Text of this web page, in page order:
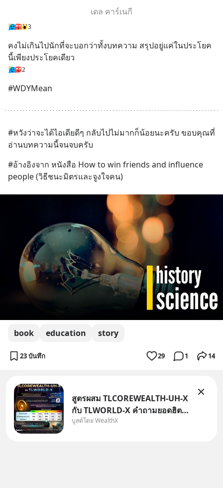
เดล คาร์เนกี
3
คงไม่เกินไปนักที่จะบอกว่าทั้งบทความ สรุปอยู่แค่ในประโยค
นี้เพียงประโยคเดียว
2
#WDYMean
#หวังว่าจะได้ไอเดียดีๆ กลับไปไม่มากก็น้อยนะครับ ขอบคุณที่
อ่านบทความนี้จนจบครับ
#อ้างอิงจาก หนังสือ How to win friends and influence
people (วิธีชนะมิตรและจูงใจคน)
book education story
23 บันทึก 29 1 14
สูตรผสม TLCOREWEALTH-UH-X
กับ TLWORLD-X คำถามยอดฮิตที่
คนใช้ WealthX ถามเข้ามา
บูสต์โดย WealthX